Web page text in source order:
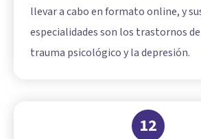
llevar a cabo en formato online, y
especialidades son los trastornos
trauma psicológico y la depresión.
12